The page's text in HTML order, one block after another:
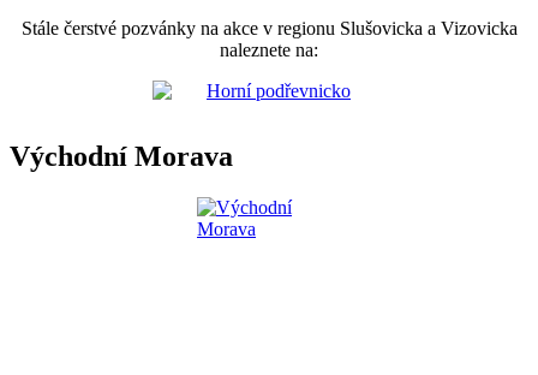
Stále čerstvé pozvánky na akce v regionu Slušovicka a Vizovicka
naleznete na:
Východní Morava